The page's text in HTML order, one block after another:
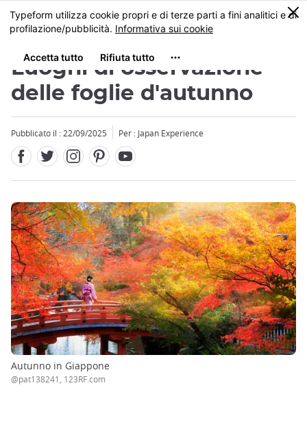
Skip
to
content
MENU
0
Luoghi di osservazione
delle foglie d'autunno
Pubblicato il : 22/09/2025 Per : Japan Experience
Autunno in Giappone
@pat138241, 123RF.com
Close
Close
Close